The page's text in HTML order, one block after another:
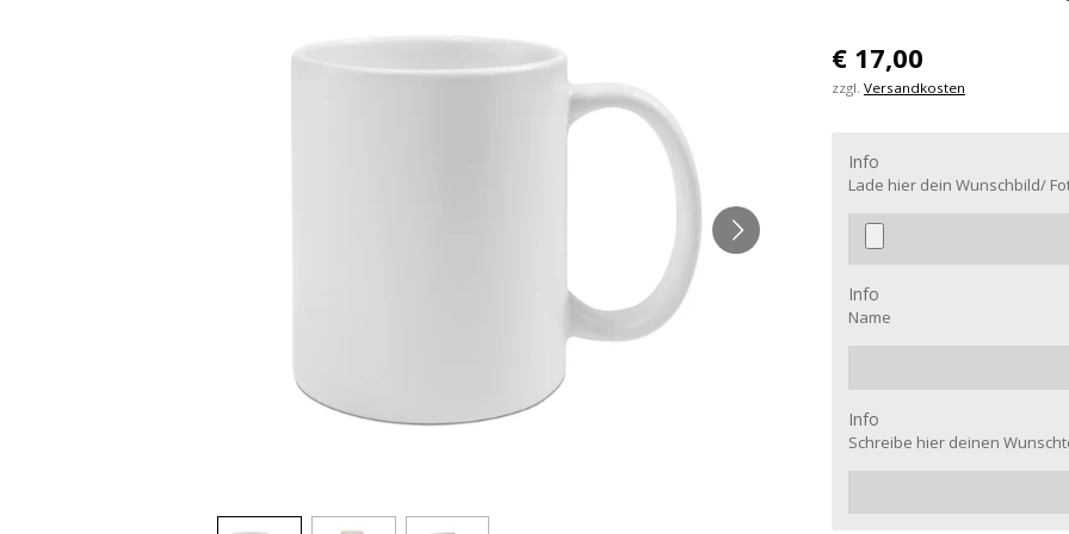
€ 17,00
zzgl. Versandkosten
Info
Lade hier dein Wunschbild/
Info
Name
Info
Schreibe hier deinen